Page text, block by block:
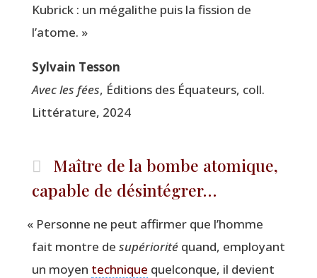
Kubrick : un méga­lithe puis la fis­sion de
l’atome. »
Syl­vain Tesson
Avec les fées, Édi­tions des Équa­teurs, coll.
Lit­té­ra­ture, 2024
Maître de la bombe atomique,
capable de désintégrer…
« Per­sonne ne peut affir­mer que l’homme
fait montre de supé­rio­ri­téquand, employant
un moyen tech­nique quel­conque, il devient